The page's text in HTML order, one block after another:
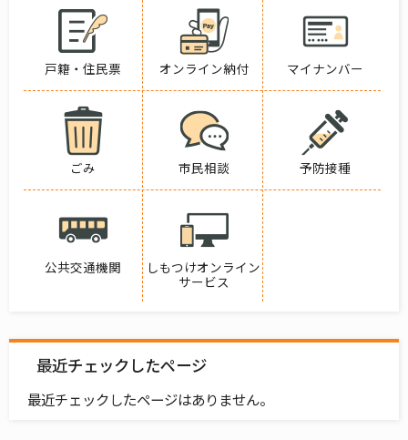
戸籍・住民票 オンライン納付 マイナンバー
ごみ 市民相談 予防接種
公共交通機関
しもつけオンライン
サービス
最近チェックしたページ
最近チェックしたページはありません。